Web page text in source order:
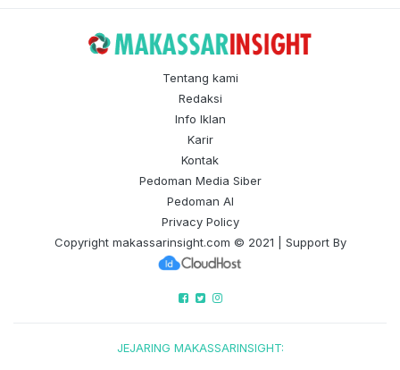
Tentang kami
Redaksi
Info Iklan
Karir
Kontak
Pedoman Media Siber
Pedoman AI
Privacy Policy
Copyright makassarinsight.com © 2021 | Support By
JEJARING MAKASSARINSIGHT: